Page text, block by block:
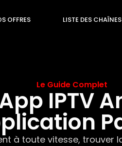
OFFRES LISTE DES CHAÎNES
Le Guide Complet
IPTV
à toute vitesse, trouver